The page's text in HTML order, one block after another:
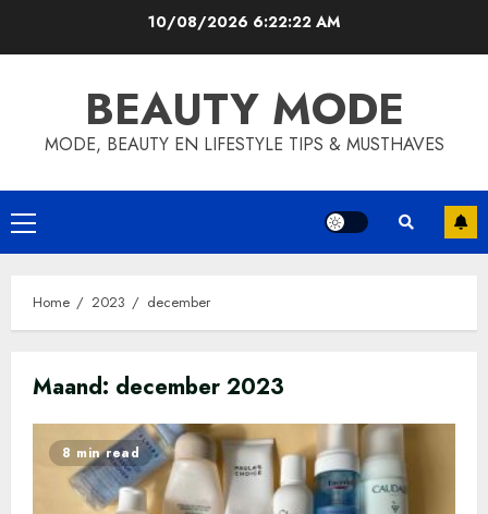
10/08/2026 6:22:23 AM
BEAUTY MODE
MODE, BEAUTY EN LIFESTYLE TIPS & MUSTHAVES
Primary
Menu
Home 2023 december
Maand: december 2023
8 min read